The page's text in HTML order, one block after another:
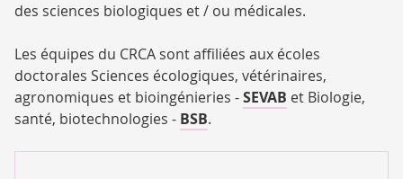
des sciences biologiques et / ou médicales.
Les équipes du CRCA sont affiliées aux écoles
doctorales Sciences écologiques, vétérinaires,
agronomiques et bioingénieries -SEVAB et Biologie,
santé, biotechnologies - BSB.